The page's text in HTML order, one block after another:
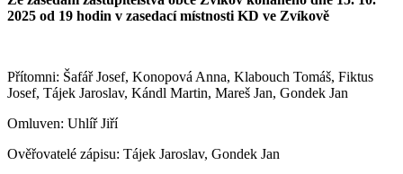
2025 od 19 hodin v zasedací místnosti KD ve Zvíkově
Přítomni: Šafář Josef, Konopová Anna, Klabouch Tomáš, Fiktus
Josef, Tájek Jaroslav, Kándl Martin, Mareš Jan, Gondek Jan
Omluven: Uhlíř Jiří
Ověřovatelé zápisu: Tájek Jaroslav, Gondek Jan